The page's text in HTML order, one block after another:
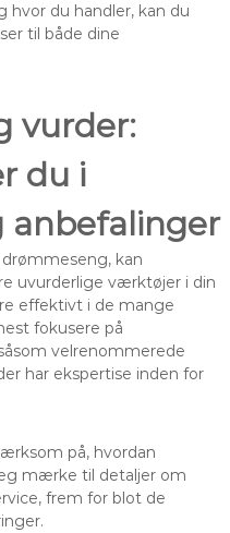
du handler, kan du
til både dine
vurder:
du i
anbefalinger
kan
uvurderlige værktøjer i din
effektivt i de mange
fokusere på
velrenommerede
har ekspertise inden for
på, hvordan
mærke til detaljer om
frem for blot de